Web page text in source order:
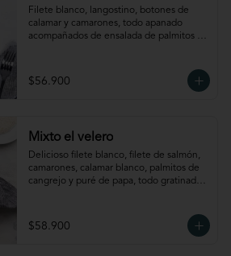
Filete blanco, langostino, botones de
calamar y camarones, todo apanado
acompañados de ensalada de palmitos
$56.900
Mixto el velero
Delicioso filete blanco, filete de salmón,
camarones, calamar blanco, palmitos de
cangrejo y puré de papa, todo gratinado
$58.900